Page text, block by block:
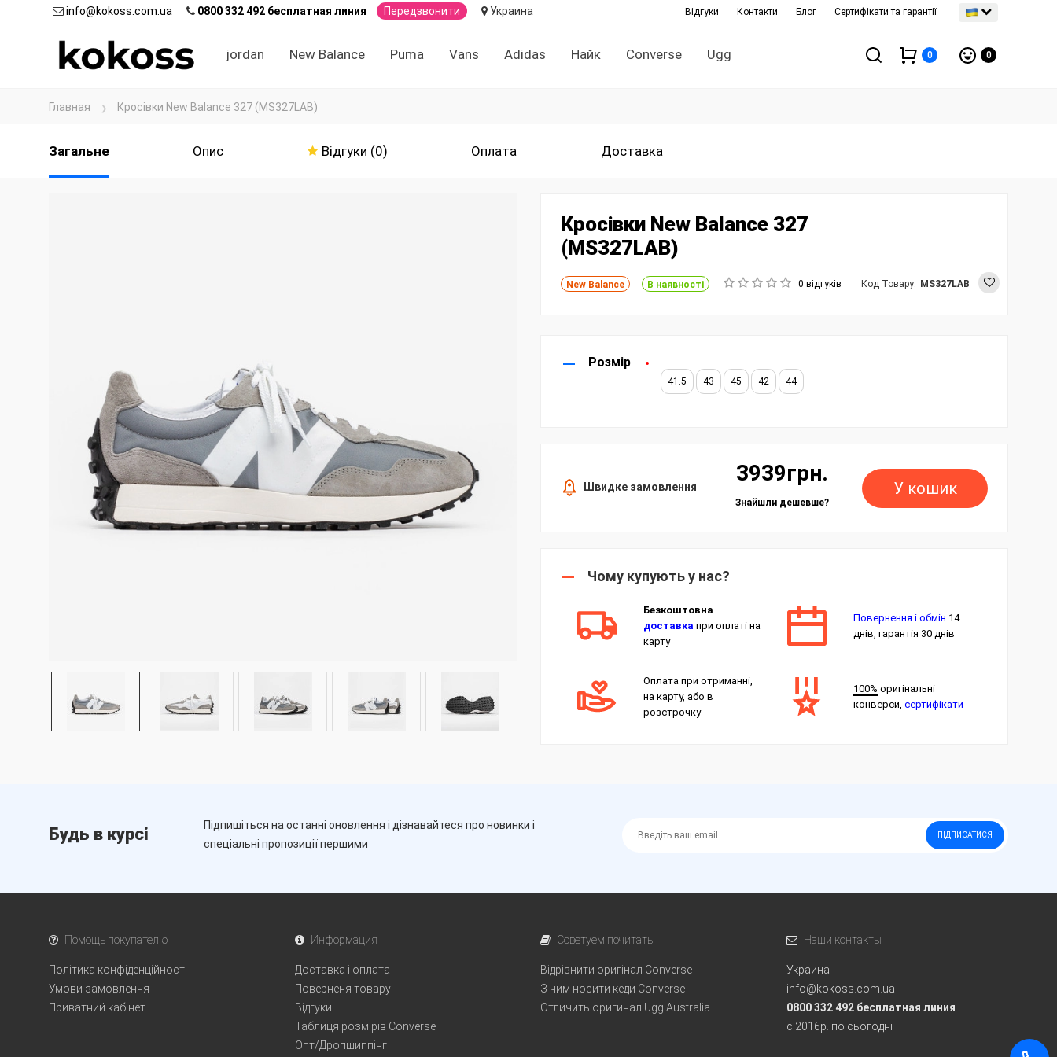
jordan New Balance Puma Vans Adidas Найк Converse Ugg
info@kokoss.com.ua 0800 332 492 бесплатная линия Передзвонити Украина Відгуки Контакти Блог Сертифікати та гарантії
0 0
Главная Кросівки New Balance 327 (MS327LAB)
Загальне Опис Відгуки (0) Оплата Доставка
Кросівки New Balance 327
(MS327LAB)
New Balance В наявності 0 відгуків Код Товару: MS327LAB
Розмір
41.5 43 45 42 44
Швидке замовлення
3939грн.
Знайшли дешевше?
У кошик
Чому купують у нас?
Безкоштовна
доставка при оплаті на
карту
Повернення і обмін 14
днів, гарантія 30 днів
Оплата при отриманні,
на карту, або в
розстрочку
100% оригінальні
конверси, сертифікати
Будь в курсі
Підпишіться на останні оновлення і дізнавайтеся про новинки і
спеціальні пропозиції першими
ПІДПИСАТИСЯ
Помощь покупателю
Політика конфіденційності
Умови замовлення
Приватний кабінет
Информация
Доставка і оплата
Поверненя товару
Відгуки
Таблиця розмірів Converse
Опт/Дропшиппінг
Советуем почитать
Відрізнити оригінал Converse
З чим носити кеди Converse
Отличить оригинал Ugg Australia
Наши контакты
Украина
info@kokoss.com.ua
0800 332 492 бесплатная линия
с 2016р. по сьогодні